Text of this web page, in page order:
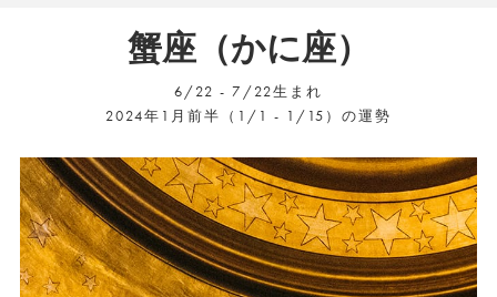
蟹座（かに座）
6/22 - 7/22生まれ
2024年1月前半（1/1 - 1/15）の運勢